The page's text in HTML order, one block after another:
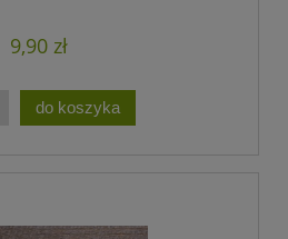
9,90 zł
do koszyka